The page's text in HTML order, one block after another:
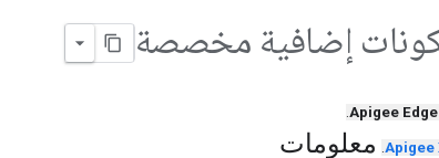
إضافية مخصصة
Apigee Edge
.
Apigee
. معلومات